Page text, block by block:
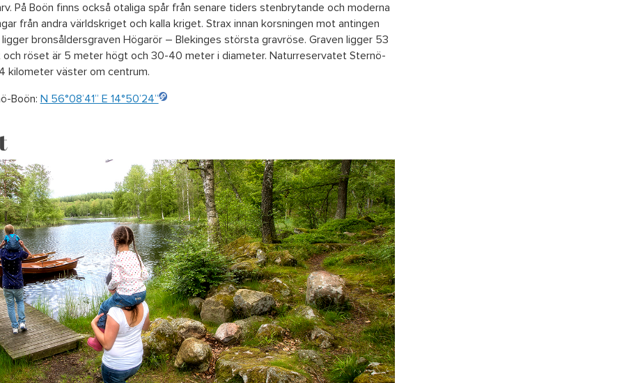
På Boön finns också otaliga spår från senare tiders stenbrytande och moderna
från andra världskriget och kalla kriget. Strax innan korsningen mot antingen
bronsåldersgraven Högarör – Blekinges största gravröse. Graven ligger 53
röset är 5 meter högt och 30-40 meter i diameter. Naturreservatet Sternö-
kilometer väster om centrum.
Boön: N 56°08’41” E 14°50’24”